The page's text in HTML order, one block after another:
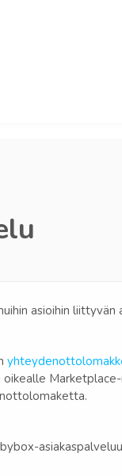
asioihin liittyvän